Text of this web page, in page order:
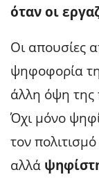
όταν οι
Οι απουσίες
ψηφοφορία
άλλη όψη της
Όχι μόνο
τον
αλλά